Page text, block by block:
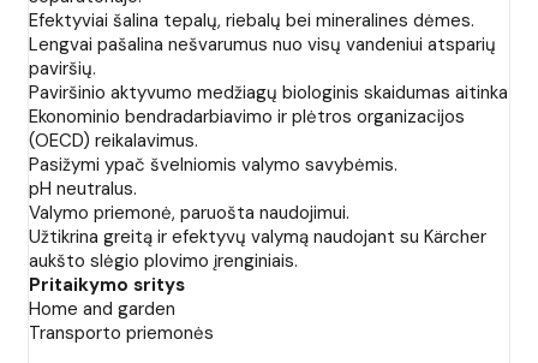
Efektyviai šalina tepalų, riebalų bei mineralines dėmes.
Lengvai pašalina nešvarumus nuo visų vandeniui atsparių
paviršių.
Paviršinio aktyvumo medžiagų biologinis skaidumas aitinka
Ekonominio bendradarbiavimo ir plėtros organizacijos
(OECD) reikalavimus.
Pasižymi ypač švelniomis valymo savybėmis.
pH neutralus.
Valymo priemonė, paruošta naudojimui.
Užtikrina greitą ir efektyvų valymą naudojant su Kärcher
aukšto slėgio plovimo įrenginiais.
Pritaikymo sritys
Home and garden
Transporto priemonės